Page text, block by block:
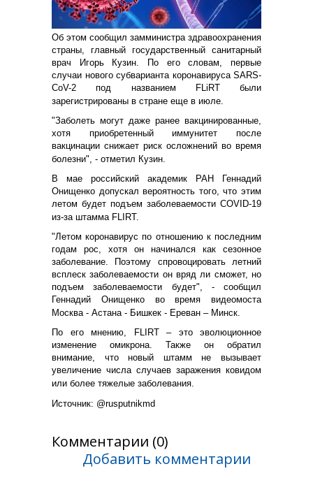
Об этом сообщил замминистра здравоохранения
страны, главный государственный санитарный
врач Игорь Кузин. По его словам, первые
случаи нового субварианта коронавируса SARS-
CoV-2 под названием FLiRT были
зарегистрированы в стране еще в июле.
"Заболеть могут даже ранее вакцинированные,
хотя приобретенный иммунитет после
вакцинации снижает риск осложнений во время
болезни", - отметил Кузин.
В мае российский академик РАН Геннадий
Онищенко допускал вероятность того, что этим
летом будет подъем заболеваемости COVID-19
из-за штамма FLIRT.
"Летом коронавирус по отношению к последним
годам рос, хотя он начинался как сезонное
заболевание. Поэтому спровоцировать летний
всплеск заболеваемости он вряд ли сможет, но
подъем заболеваемости будет", - сообщил
Геннадий Онищенко во время видеомоста
Москва - Астана - Бишкек - Ереван – Минск.
По его мнению, FLIRT – это эволюционное
изменение омикрона. Также он обратил
внимание, что новый штамм не вызывает
увеличение числа случаев заражения ковидом
или более тяжелые заболевания.
Источник: @rusputnikmd
Комментарии (0)
Добавить комментарии